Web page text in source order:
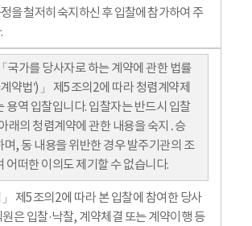
을 철저히 숙지하신 후 입찰에 참가하여 주
국가를 당사자로 하는 계약에 관한 법률
약법’)」 제5조의2에 따라 청렴계약제
용역 입찰입니다. 입찰자는 반드시 입찰
래의 청렴계약에 관한 내용을 숙지․승
며, 동 내용을 위반한 경우 발주기관의 조
어떠한 이의도 제기할 수 없습니다.
」 제5조의2에 따라 본 입찰에 참여한 당사
은 입찰·낙찰, 계약체결 또는 계약이행 등